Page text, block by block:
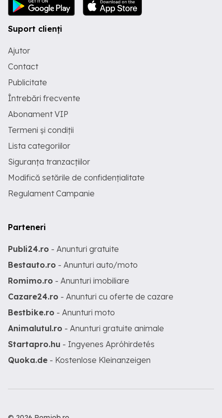
Suport clienți
Ajutor
Contact
Publicitate
Întrebări frecvente
Abonament VIP
Termeni și condiții
Lista categoriilor
Siguranța tranzacțiilor
Modifică setările de confidențialitate
Regulament Campanie
Parteneri
Publi24.ro - Anunturi gratuite
Bestauto.ro - Anunturi auto/moto
Romimo.ro - Anunturi imobiliare
Cazare24.ro - Anunturi cu oferte de cazare
Bestbike.ro - Anunturi moto
Animalutul.ro - Anunturi gratuite animale
Startapro.hu - Ingyenes Apróhirdetés
Quoka.de - Kostenlose Kleinanzeigen